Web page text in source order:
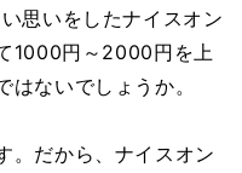
思いをしたナイスオン
1000円～2000円を上
ないでしょうか。
。だから、ナイスオン